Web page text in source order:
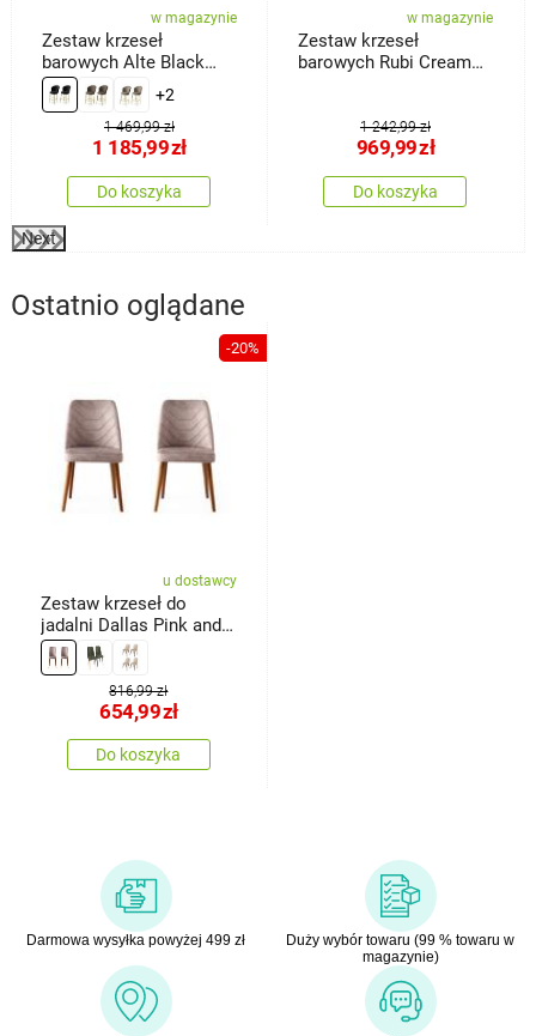
w magazynie
Zestaw krzeseł
barowych Alte Black
and Gold, 2 szt.+2
1 469,99 zł
1 185,99zł
Do koszyka
w magazynie
Zestaw krzeseł
barowych Rubi Cream
1 242,99 zł
969,99zł
Do koszyka
Next
Ostatnio oglądane
-20%
u dostawcy
Zestaw krzeseł do
jadalni Dallas Pink and
Brown, 2 szt.
816,99 zł
654,99zł
Do koszyka
Darmowa wysyłka powyżej 499 zł
Duży wybór towaru (99 % towaru w
magazynie)